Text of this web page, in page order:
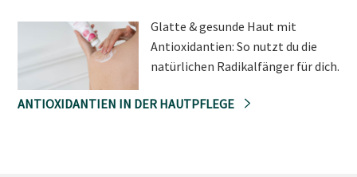
Glatte & gesunde Haut mit
Antioxidantien: So nutzt du die
natürlichen Radikalfänger für dich.
ANTIOXIDANTIEN IN DER HAUTPFLEGE